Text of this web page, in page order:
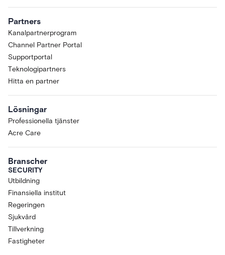
Partners
Kanalpartnerprogram
Channel Partner Portal
Supportportal
Teknologipartners
Hitta en partner
Lösningar
Professionella tjänster
Acre Care
Branscher
SECURITY
Utbildning
Finansiella institut
Regeringen
Sjukvård
Tillverkning
Fastigheter